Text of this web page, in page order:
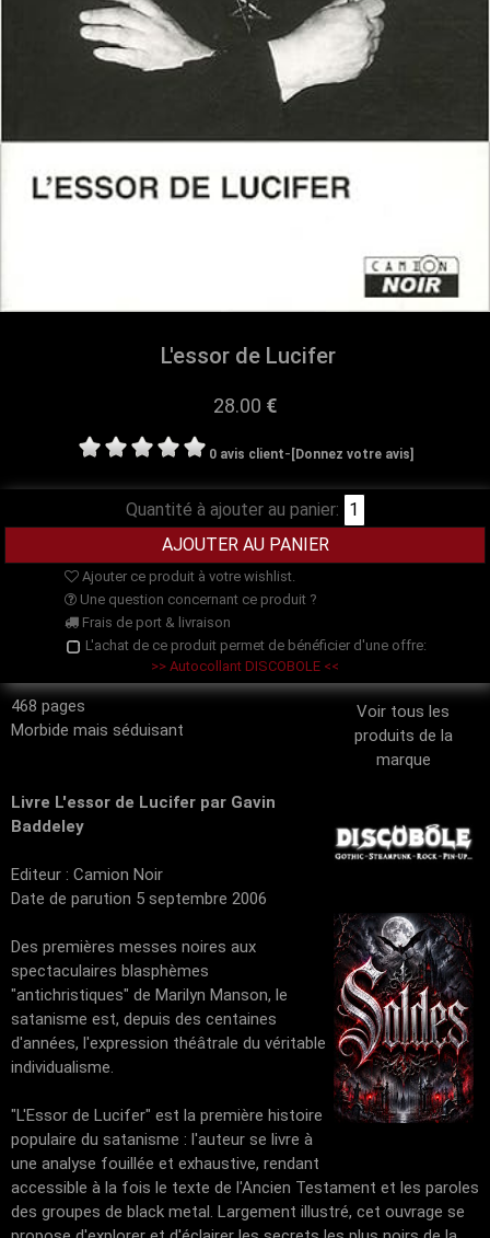
L'essor de Lucifer
28.00 €
0 avis client- [Donnez votre avis]
Quantité à ajouter au panier:
Ajouter ce produit à votre wishlist.
Une question concernant ce produit ?
Frais de port & livraison
L'achat de ce produit permet de bénéficier d'une offre:
>> Autocollant DISCOBOLE <<
Voir tous les
produits de la
marque
468 pages
Morbide mais séduisant
Livre L'essor de Lucifer par Gavin
Baddeley
Editeur : Camion Noir
Date de parution 5 septembre 2006
Des premières messes noires aux
spectaculaires blasphèmes
"antichristiques" de Marilyn Manson, le
satanisme est, depuis des centaines
d'années, l'expression théâtrale du véritable
individualisme.
"L'Essor de Lucifer" est la première histoire
populaire du satanisme : l'auteur se livre à
une analyse fouillée et exhaustive, rendant
accessible à la fois le texte de l'Ancien Testament et les paroles
des groupes de black metal. Largement illustré, cet ouvrage se